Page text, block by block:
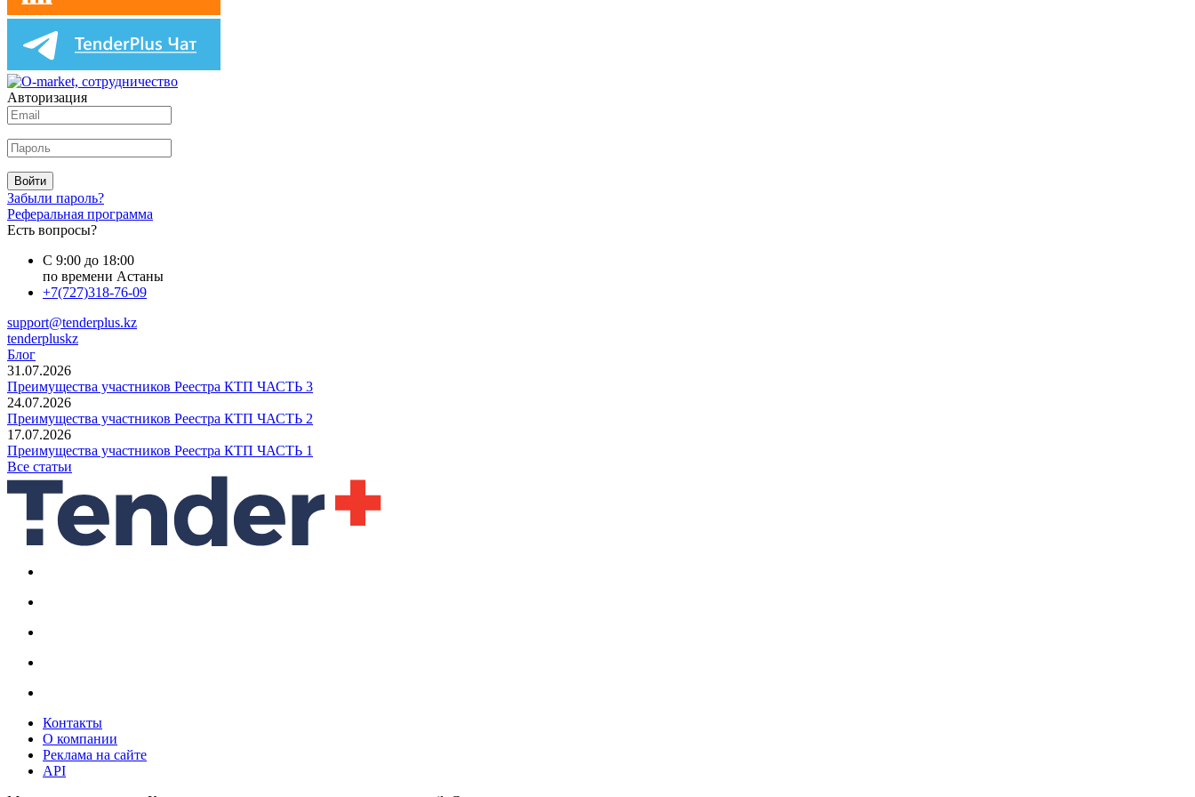
Авторизация
Войти
Забыли пароль?
Реферальная программа
Есть вопросы?
С 9:00 до 18:00
по времени Астаны
+7(727)318-76-09
support@tenderplus.kz
tenderpluskz
Блог
31.07.2026
Преимущества участников Реестра КТП ЧАСТЬ 3
24.07.2026
Преимущества участников Реестра КТП ЧАСТЬ 2
17.07.2026
Преимущества участников Реестра КТП ЧАСТЬ 1
Все статьи
Контакты
О компании
Реклама на сайте
API